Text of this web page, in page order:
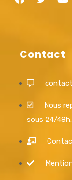
Contact
Nous
sous 24/48h.